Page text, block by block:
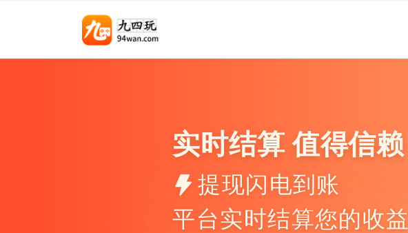
实时结算 值得信赖
提现闪电到账
平台实时结算您的收益